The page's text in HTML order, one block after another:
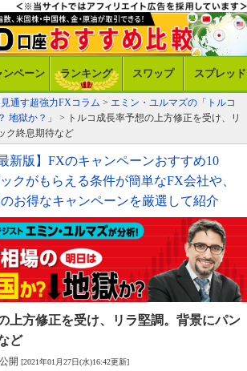
ンペーン ランキング スワップ スプレッド
通す超強力FXコラム > エミン・ユルマズの「トルコ
地獄か？」
> トルコ成長率予想の上方修正を受け、リ
ク終息期待など
新版】FXのキャンペーンおすすめ10
クがもらえる条件が簡単なFX会社や、
のお得なキャンペーンを厳選して紹介
上方修正を受け、リラ堅調。背景にパン
ど
開 [2021年01月27日(水)16:42更新]